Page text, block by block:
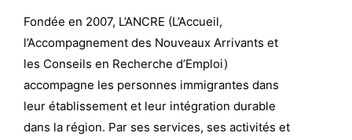
Fondée en 2007, L’ANCRE (L’Accueil,
l’Accompagnement des Nouveaux Arrivants et
les Conseils en Recherche d’Emploi)
accompagne les personnes immigrantes dans
leur établissement et leur intégration durable
dans la région. Par ses services, ses activités et